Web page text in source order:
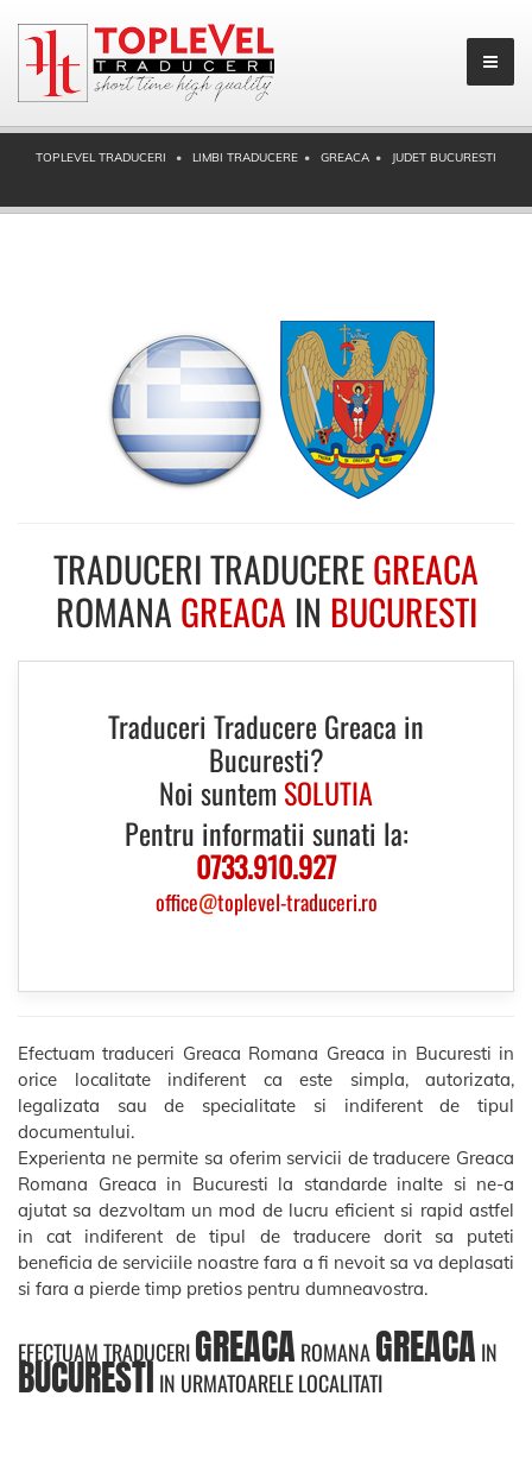
TOPLEVEL TRADUCERI LIMBI TRADUCERE GREACA JUDET BUCURESTI
TRADUCERI TRADUCEREGREACA
ROMANA GREACA IN BUCURESTI
Traduceri Traducere Greaca in
Bucuresti?
Noi suntem SOLUTIA
Pentru informatii sunati la:
0733.910.927
office@toplevel-traduceri.ro
Efectuam traduceri Greaca Romana Greaca in Bucuresti in
orice localitate indiferent ca este simpla, autorizata,
legalizata sau de specialitate si indiferent de tipul
documentului.
Experienta ne permite sa oferim servicii de traducere Greaca
Romana Greaca in Bucuresti la standarde inalte si ne-a
ajutat sa dezvoltam un mod de lucru eficient si rapid astfel
in cat indiferent de tipul de traducere dorit sa puteti
beneficia de serviciile noastre fara a fi nevoit sa va deplasati
si fara a pierde timp pretios pentru dumneavostra.
EFECTUAM TRADUCERIGREACA ROMANAGREACA IN
BUCURESTIIN URMATOARELE LOCALITATI